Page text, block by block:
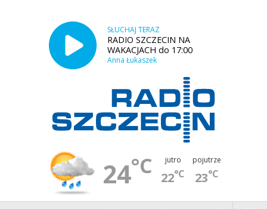
SŁUCHAJ TERAZ
RADIO SZCZECIN NA
WAKACJACH do 17:00
Anna Łukaszek
24°C jutro
22°C
pojutrze
23°C